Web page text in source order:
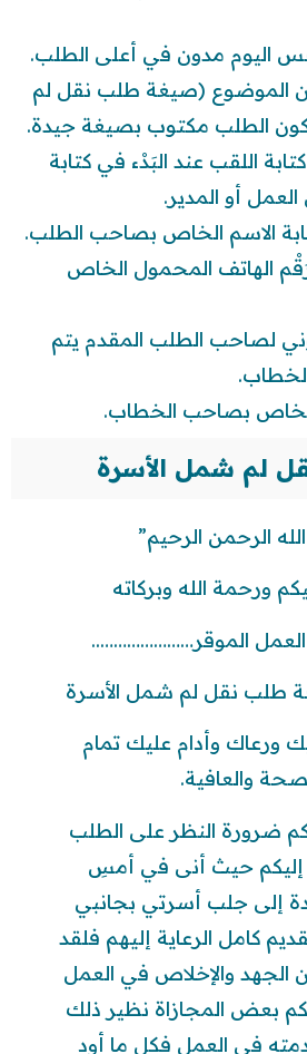
اليوم مدون في أعلى الطلب.
الموضوع (صيغة طلب نقل لم
الطلب مكتوب بصيغة جيدة.
اللقب عند البَدْء في كتابة
أو المدير.
الاسم الخاص بصاحب الطلب.
الهاتف المحمول الخاص
لصاحب الطلب المقدم يتم
بصاحب الخطاب.
لم شمل الأسرة
الرحمن الرحيم”
ورحمة الله وبركاته
الموقر…………………..
طلب نقل لم شمل الأسرة
ورعاك وأدام عليك تمام
والعافية.
ضرورة النظر على الطلب
إليكم حيث أنى في أمسِ
إلى جلب أسرتي بجانبي
كامل الرعاية إليهم فلقد
الجهد والإخلاص في العمل
بعض المجازاة نظير ذلك
في العمل فكل ما أود